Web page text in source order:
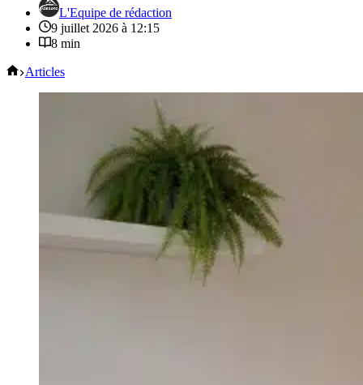
L'Equipe de rédaction
9 juillet 2026 à 12:15
8 min
Accueil
Articles